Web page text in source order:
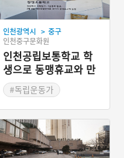
인천광역시 > 중구
인천중구문화원
인천공립보통학교 학
생으로 동맹휴교와 만
세운동에 앞장선 김명
진#독립운동가